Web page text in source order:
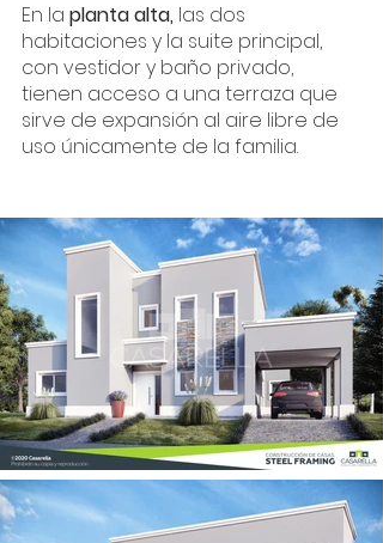
En la planta alta, las dos
habitaciones y la suite principal,
con vestidor y baño privado,
tienen acceso a una terraza que
sirve de expansión al aire libre de
uso únicamente de la familia.